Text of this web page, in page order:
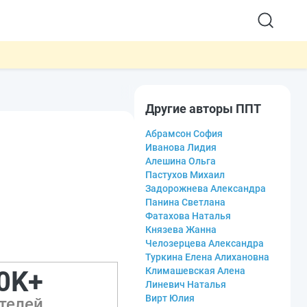
Другие авторы ППТ
Абрамсон София
Иванова Лидия
Алешина Ольга
Пастухов Михаил
Задорожнева Александра
Панина Светлана
Фатахова Наталья
Князева Жанна
Челозерцева Александра
Туркина Елена Алихановна
Климашевская Алена
Линевич Наталья
Вирт Юлия